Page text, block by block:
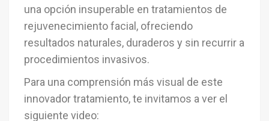
una opción insuperable en tratamientos de
rejuvenecimiento facial, ofreciendo
resultados naturales, duraderos y sin recurrir a
procedimientos invasivos.
Para una comprensión más visual de este
innovador tratamiento, te invitamos a ver el
siguiente video: